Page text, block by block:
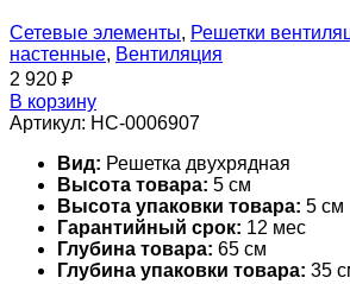
Сетевые элементы, Решетки
настенные, Вентиляция
2 920 ₽
В корзину
Артикул: НС-0006907
Вид: Решетка двухрядная
Высота товара: 5 см
Высота упаковки товара: 5 см
Гарантийный срок: 12 мес
Глубина товара: 65 см
Глубина упаковки товара: 35